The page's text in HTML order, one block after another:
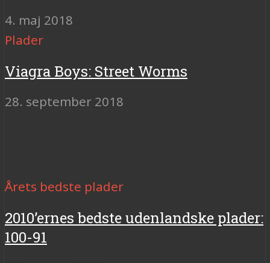
4. maj 2018
Plader
Viagra Boys: Street Worms
28. september 2018
Årets bedste plader
2010’ernes bedste udenlandske plader:
100-91